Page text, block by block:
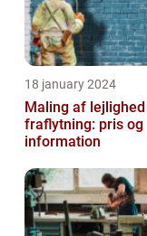
18 january 2024
Maling af lejlighed
fraflytning: pris og
information